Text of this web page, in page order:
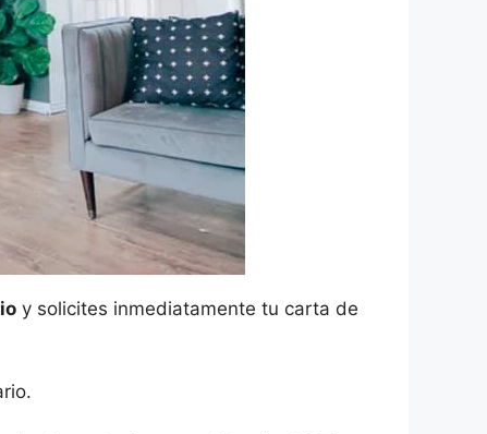
y solicites inmediatamente tu carta de